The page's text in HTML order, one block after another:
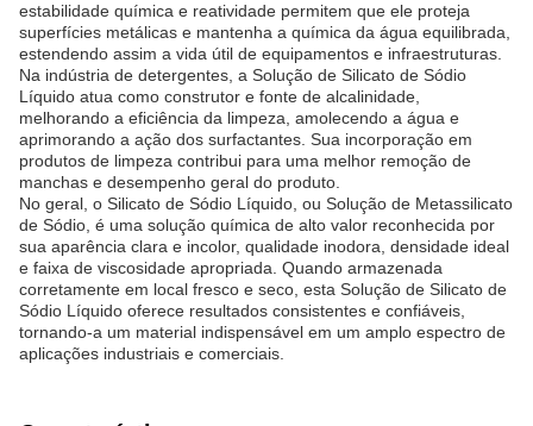
estabilidade química e reatividade permitem que ele proteja
superfícies metálicas e mantenha a química da água equilibrada,
estendendo assim a vida útil de equipamentos e infraestruturas.
Na indústria de detergentes, a Solução de Silicato de Sódio
Líquido atua como construtor e fonte de alcalinidade,
melhorando a eficiência da limpeza, amolecendo a água e
aprimorando a ação dos surfactantes. Sua incorporação em
produtos de limpeza contribui para uma melhor remoção de
manchas e desempenho geral do produto.
No geral, o Silicato de Sódio Líquido, ou Solução de Metassilicato
de Sódio, é uma solução química de alto valor reconhecida por
sua aparência clara e incolor, qualidade inodora, densidade ideal
e faixa de viscosidade apropriada. Quando armazenada
corretamente em local fresco e seco, esta Solução de Silicato de
Sódio Líquido oferece resultados consistentes e confiáveis,
tornando-a um material indispensável em um amplo espectro de
aplicações industriais e comerciais.